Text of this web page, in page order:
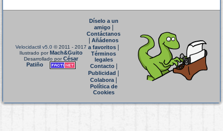
Velocidactil v5.0 © 2011 - 2017
Ilustrado porMach&Guito
Desarrollado porCésar
Patiño
Díselo a un
amigo|
Contáctanos
Añádenos
a favoritos
Términos
legales
Contacto|
Publicidad
Colabora|
Política de
Cookies